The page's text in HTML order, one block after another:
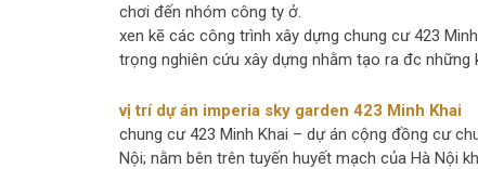
chơi đến nhóm công ty ở.
xen kẽ các công trình xây dựng chung cư 423
trọng nghiên cứu xây dựng nhằm tạo ra đc những
vị trí dự án imperia sky garden 423 Minh Khai
chung cư 423 Minh Khai – dự án cộng đồng cư
Nội; nằm bên trên tuyến huyết mạch của Hà Nội